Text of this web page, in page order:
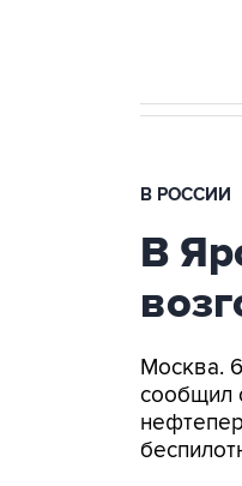
В РОССИИ
В
Москва.
сообщил